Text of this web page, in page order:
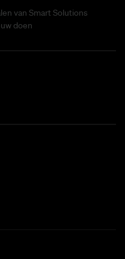
van Smart Solutions
doen